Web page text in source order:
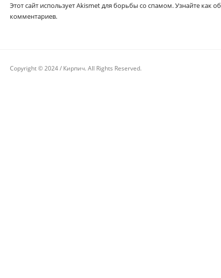
Этот сайт использует Akismet для борьбы со спамом. Узнайте как
комментариев.
Copyright © 2024 / Кирпич. All Rights Reserved.